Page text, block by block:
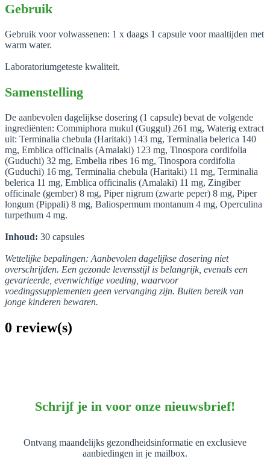
Gebruik
Gebruik voor volwassenen: 1 x daags 1 capsule voor maaltijden met
warm water.
Laboratoriumgeteste kwaliteit.
Samenstelling
De aanbevolen dagelijkse dosering (1 capsule) bevat de volgende
ingrediënten: Commiphora mukul (Guggul) 261 mg, Waterig extract
uit: Terminalia chebula (Haritaki) 143 mg, Terminalia belerica 140
mg, Emblica officinalis (Amalaki) 123 mg, Tinospora cordifolia
(Guduchi) 32 mg, Embelia ribes 16 mg, Tinospora cordifolia
(Guduchi) 16 mg, Terminalia chebula (Haritaki) 11 mg, Terminalia
belerica 11 mg, Emblica officinalis (Amalaki) 11 mg, Zingiber
officinale (gember) 8 mg, Piper nigrum (zwarte peper) 8 mg, Piper
longum (Pippali) 8 mg, Baliospermum montanum 4 mg, Operculina
turpethum 4 mg.
Inhoud: 30 capsules
Wettelijke bepalingen: Aanbevolen dagelijkse dosering niet
overschrijden. Een gezonde levensstijl is belangrijk, evenals een
gevarieerde, evenwichtige voeding, waarvoor
voedingssupplementen geen vervanging zijn. Buiten bereik van
jonge kinderen bewaren.
0 review(s)
Schrijf je in voor onze nieuwsbrief!
Ontvang maandelijks gezondheidsinformatie en exclusieve
aanbiedingen in je mailbox.